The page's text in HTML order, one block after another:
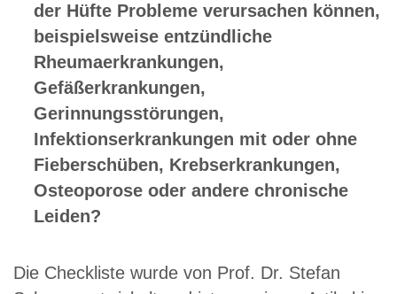
der Hüfte Probleme verursachen können,
beispielsweise entzündliche
Rheumaerkrankungen,
Gefäßerkrankungen,
Gerinnungsstörungen,
Infektionserkrankungen mit oder ohne
Fieberschüben, Krebserkrankungen,
Osteoporose oder andere chronische
Leiden?
Die Checkliste wurde von Prof. Dr. Stefan